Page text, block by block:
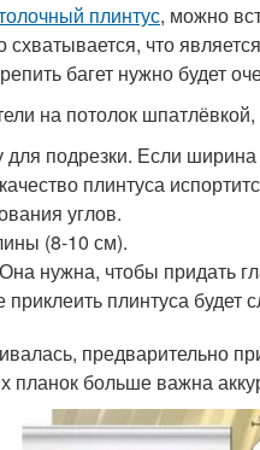
плинтус, можно
схватывается, что
багет нужно будет
на потолок
подрезки. Если
плинтуса
углов.
(8-10 см).
нужна, чтобы придать
плинтуса будет
предварительно
планок больше важна